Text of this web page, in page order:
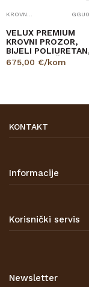
VELUX PREMIUM
KROVNI PROZOR,
BIJELI
GORNJA RUČKA,
STAKLO 68
675,00 €/kom
KONTAKT
47000 Karlovac
Informacije
Prodajna mjesta
Korisnički servis
Korištenje kolačića
Newsletter